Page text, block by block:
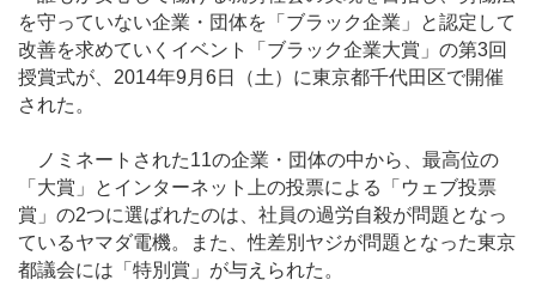
を守っていない企業・団体を「ブラック企業」と認定して
改善を求めていくイベント「ブラック企業大賞」の第3回
授賞式が、2014年9月6日（土）に東京都千代田区で開催
された。
ノミネートされた11の企業・団体の中から、最高位の
「大賞」とインターネット上の投票による「ウェブ投票
賞」の2つに選ばれたのは、社員の過労自殺が問題となっ
ているヤマダ電機。また、性差別ヤジが問題となった東京
都議会には「特別賞」が与えられた。